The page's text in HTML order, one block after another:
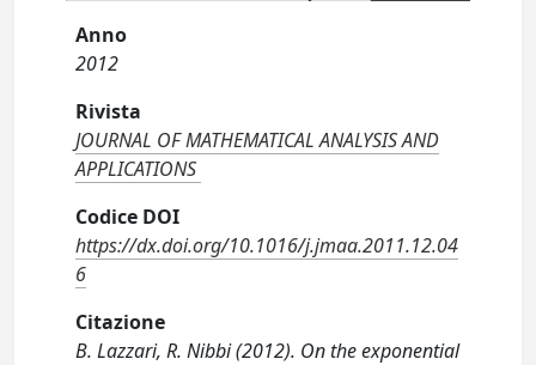
Anno
2012
Rivista
JOURNAL OF MATHEMATICAL ANALYSIS AND
APPLICATIONS
Codice DOI
https://dx.doi.org/10.1016/j.jmaa.2011.12.04
6
Citazione
B. Lazzari, R. Nibbi (2012). On the exponential